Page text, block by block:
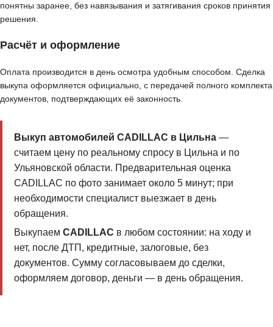
понятны заранее, без навязывания и затягивания сроков принятия
решения.
Расчёт и оформление
Оплата производится в день осмотра удобным способом. Сделка
выкупа оформляется официально, с передачей полного комплекта
документов, подтверждающих её законность.
Выкуп автомобилей CADILLAC в Цильна—
считаем цену по реальному спросу в Цильна и по
Ульяновской области. Предварительная оценка
CADILLAC по фото занимает около 5 минут; при
необходимости специалист выезжает в день
обращения.
Выкупаем CADILLAC в любом состоянии: на ходу и
нет, после ДТП, кредитные, залоговые, без
документов. Сумму согласовываем до сделки,
оформляем договор, деньги — в день обращения.